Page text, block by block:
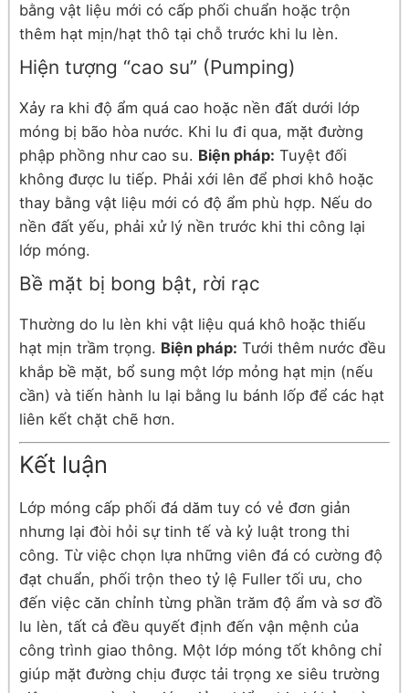
bằng vật liệu mới có cấp phối chuẩn hoặc trộn
thêm hạt mịn/hạt thô tại chỗ trước khi lu lèn.
Hiện tượng “cao su” (Pumping)
Xảy ra khi độ ẩm quá cao hoặc nền đất dưới lớp
móng bị bão hòa nước. Khi lu đi qua, mặt đường
phập phồng như cao su. Biện pháp: Tuyệt đối
không được lu tiếp. Phải xới lên để phơi khô hoặc
thay bằng vật liệu mới có độ ẩm phù hợp. Nếu do
nền đất yếu, phải xử lý nền trước khi thi công lại
lớp móng.
Bề mặt bị bong bật, rời rạc
Thường do lu lèn khi vật liệu quá khô hoặc thiếu
hạt mịn trầm trọng. Biện pháp: Tưới thêm nước đều
khắp bề mặt, bổ sung một lớp mỏng hạt mịn (nếu
cần) và tiến hành lu lại bằng lu bánh lốp để các hạt
liên kết chặt chẽ hơn.
Kết luận
Lớp móng cấp phối đá dăm tuy có vẻ đơn giản
nhưng lại đòi hỏi sự tinh tế và kỷ luật trong thi
công. Từ việc chọn lựa những viên đá có cường độ
đạt chuẩn, phối trộn theo tỷ lệ Fuller tối ưu, cho
đến việc căn chỉnh từng phần trăm độ ẩm và sơ đồ
lu lèn, tất cả đều quyết định đến vận mệnh của
công trình giao thông. Một lớp móng tốt không chỉ
giúp mặt đường chịu được tải trọng xe siêu trường